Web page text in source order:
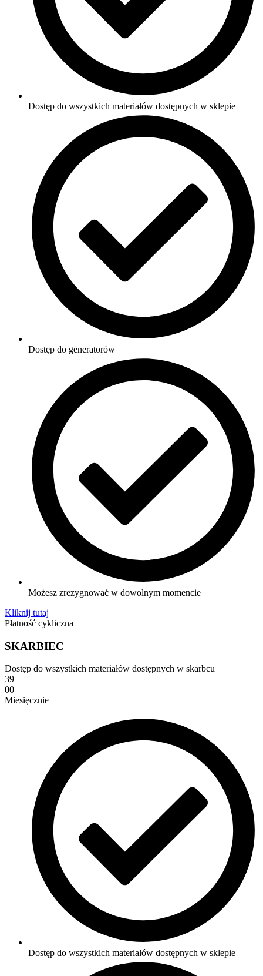
Dostęp do wszystkich materiałów dostępnych w sklepie
Dostęp do generatorów
Możesz zrezygnować w dowolnym momencie
Kliknij tutaj
Płatność cykliczna
SKARBIEC
Dostęp do wszystkich materiałów dostępnych w skarbcu
39
00
Miesięcznie
Dostęp do wszystkich materiałów dostępnych w sklepie